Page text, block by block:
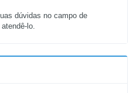
dúvidas no campo de
lo.